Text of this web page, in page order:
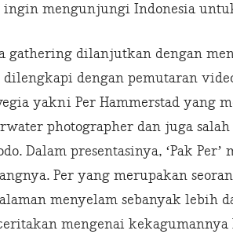
ingin mengunjungi Indonesia
gathering dilanjutkan dengan
dengan pemutaran
yakni Per Hammerstad yang
photographer dan juga
Dalam presentasinya, ‘Pak
Per yang merupakan
menyelam sebanyak lebih
mengenai